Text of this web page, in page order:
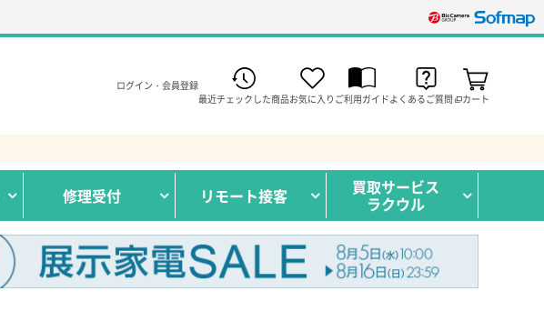
ログイン・会員登録
最近チェックした商品お気に入り ご利用ガイドよくあるご質問 カート
修理受付 リモート接客 買取サービス
ラクウル